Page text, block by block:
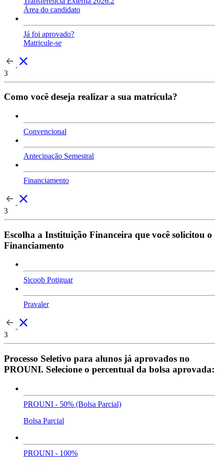
Área do candidato
Já foi aprovado?
Matricule-se
3
Como você deseja realizar a sua matrícula?
Convencional
Antecipação Semestral
Financiamento
3
Escolha a Instituição Financeira que você solicitou o
Financiamento
Sicoob Potiguar
Pravaler
3
Processo Seletivo para alunos já aprovados no
PROUNI. Selecione o percentual da bolsa aprovada:
PROUNI - 50% (Bolsa Parcial)
Bolsa Parcial
PROUNI - 100%